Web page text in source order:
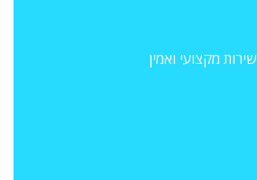
שירות מקצועי ואמין